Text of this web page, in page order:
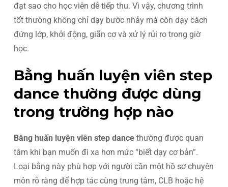
đạt sao cho học viên dễ tiếp thu. Vì vậy, chương trình
tốt thường không chỉ dạy bước nhảy mà còn dạy cách
đứng lớp, khởi động, giãn cơ và xử lý rủi ro trong giờ
học.
Bằng huấn luyện viên step
dance thường được dùng
trong trường hợp nào
Bằng huấn luyện viên step dance thường được quan
tâm khi bạn muốn đi xa hơn mức “biết dạy cơ bản”.
Loại bằng này phù hợp với người cần một hồ sơ chuyên
môn rõ ràng để hợp tác cùng trung tâm, CLB hoặc hệ